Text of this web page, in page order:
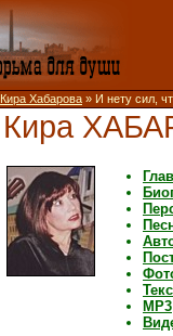
Кира Хабарова » И нету сил,
Кира
MP3